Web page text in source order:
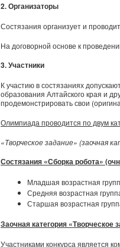
2. Организаторы
Состязания организует и
На договорной основе к
3. Участники
К участию в состязаниях
образования Алтайского края и
продемонстрировать свои
Олимпиада проводится по двум
«Творческое задание» (заочная
Состязания «Сборка робота»
Младшая возрастная
Средняя возрастная
Старшая возрастная
Заочная категория «Творческое
Участниками конкурса является